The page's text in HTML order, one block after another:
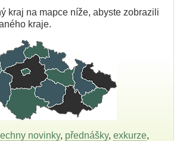
kraj na mapce níže, abyste zobrazili
kraje.
novinky, přednášky, exkurze,